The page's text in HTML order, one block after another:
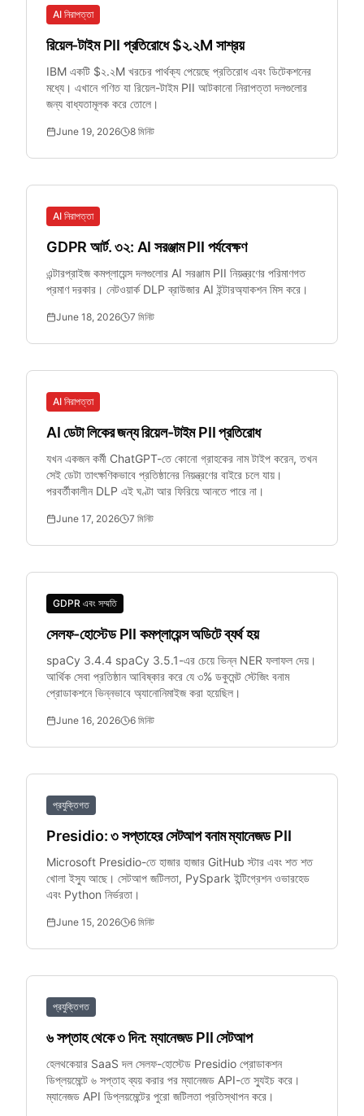
AI নিরাপত্তা
রিয়েল-টাইম PII প্রতিরোধে $২.২M সাশ্রয়
IBM একটি $২.২M খরচের পার্থক্য পেয়েছে প্রতিরোধ এবং ডিটেকশনের
মধ্যে। এখানে গণিত যা রিয়েল-টাইম PII আটকানো নিরাপত্তা দলগুলোর
জন্য বাধ্যতামূলক করে তোলে।
June 19, 2026 8 মিনিট
AI নিরাপত্তা
GDPR আর্ট. ৩২: AI সরঞ্জাম PII পর্যবেক্ষণ
এন্টারপ্রাইজ কমপ্লায়েন্স দলগুলোর AI সরঞ্জাম PII নিয়ন্ত্রণের পরিমাণগত
প্রমাণ দরকার। নেটওয়ার্ক DLP ব্রাউজার AI ইন্টারঅ্যাকশন মিস করে।
June 18, 2026 7 মিনিট
AI নিরাপত্তা
AI ডেটা লিকের জন্য রিয়েল-টাইম PII প্রতিরোধ
যখন একজন কর্মী ChatGPT-তে কোনো গ্রাহকের নাম টাইপ করেন, তখন
সেই ডেটা তাৎক্ষণিকভাবে প্রতিষ্ঠানের নিয়ন্ত্রণের বাইরে চলে যায়।
পরবর্তীকালীন DLP এই ঘণ্টা আর ফিরিয়ে আনতে পারে না।
June 17, 2026 7 মিনিট
GDPR এবং সম্মতি
সেলফ-হোস্টেড PII কমপ্লায়েন্স অডিটে ব্যর্থ হয়
spaCy 3.4.4 spaCy 3.5.1-এর চেয়ে ভিন্ন NER ফলাফল দেয়।
আর্থিক সেবা প্রতিষ্ঠান আবিষ্কার করে যে ৩% ডকুমেন্ট স্টেজিং বনাম
প্রোডাকশনে ভিন্নভাবে অ্যানোনিমাইজ করা হয়েছিল।
June 16, 2026 6 মিনিট
প্রযুক্তিগত
Presidio: ৩ সপ্তাহের সেটআপ বনাম ম্যানেজড PII
Microsoft Presidio-তে হাজার হাজার GitHub স্টার এবং শত শত
খোলা ইস্যু আছে। সেটআপ জটিলতা, PySpark ইন্টিগ্রেশন ওভারহেড
এবং Python নির্ভরতা।
June 15, 2026 6 মিনিট
প্রযুক্তিগত
৬ সপ্তাহ থেকে ৩ দিন: ম্যানেজড PII সেটআপ
হেলথকেয়ার SaaS দল সেলফ-হোস্টেড Presidio প্রোডাকশন
ডিপ্লয়মেন্টে ৬ সপ্তাহ ব্যয় করার পর ম্যানেজড API-তে স্যুইচ করে।
ম্যানেজড API ডিপ্লয়মেন্টের পুরো জটিলতা প্রতিস্থাপন করে।